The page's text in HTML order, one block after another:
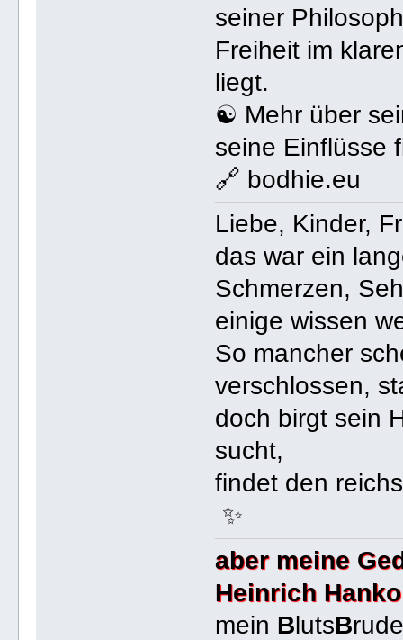
seiner
Freiheit im
liegt.
☯️ Mehr über
seine Einflüsse
🔗 bodhie.eu
Liebe, Kinder,
das war ein
Schmerzen,
einige wissen
So mancher
verschlossen,
doch birgt sein
sucht,
findet den
✨
aber meine
Heinrich Hanko
mein BlutsB